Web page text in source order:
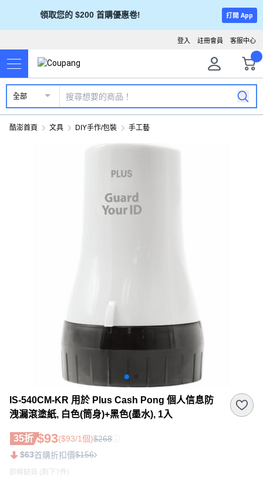
領取您的 $200 首購優惠卷! 打開 App
客服中心
註冊會員
登入
全部
酷澎首頁 文具 DIY手作/包裝 手工藝
IS-540CM-KR 用於 Plus Cash Pong 個人信息防
洩漏滾塗紙, 白色(筒身)+黑色(墨水), 1入
35折 $93($93/1個)$268
$63首購折扣價$156
即將缺貨 (剩下7件)